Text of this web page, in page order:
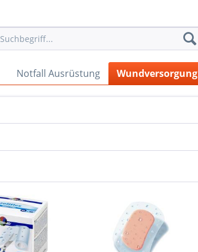
Notfall Ausrüstung Wundversorgung